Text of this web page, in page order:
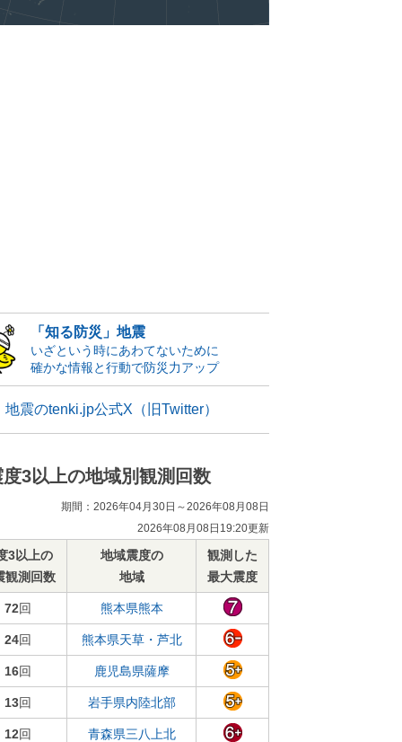
「知る防災」地震
いざという時にあわてないために
確かな情報と行動で防災力アップ
地震のtenki.jp公式X（旧Twitter）
度3以上の地域別観測回数
期間：2026年04月30日～2026年08月08日
2026年08月08日19:20更新
3以上の
観測回数
地域震度の
地域
観測した
最大震度
72回 熊本県熊本
24回 熊本県天草・芦北
16回 鹿児島県薩摩
13回 岩手県内陸北部
12回 青森県三八上北